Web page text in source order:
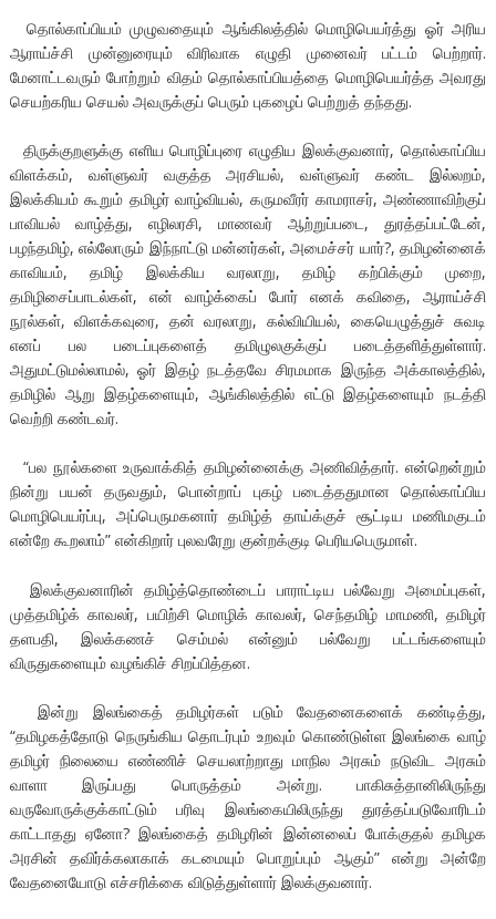
தொல்காப்பியம் முழுவதையும் ஆங்கிலத்தில் மொழிபெயர்த்து ஓர் அரிய
ஆராய்ச்சி முன்னுரையும் விரிவாக எழுதி முனைவர் பட்டம் பெற்றார்.
மேனாட்டவரும் போற்றும் விதம் தொல்காப்பியத்தை மொழிபெயர்த்த அவரது
செயற்கரிய செயல் அவருக்குப் பெரும் புகழைப் பெற்றுத் தந்தது.
திருக்குறளுக்கு எளிய பொழிப்புரை எழுதிய இலக்குவனார், தொல்காப்பிய
விளக்கம், வள்ளுவர் வகுத்த அரசியல், வள்ளுவர் கண்ட இல்லறம்,
இலக்கியம் கூறும் தமிழர் வாழ்வியல், கருமவீரர் காமராசர், அண்ணாவிற்குப்
பாவியல் வாழ்த்து, எழிலரசி, மாணவர் ஆற்றுப்படை, துரத்தப்பட்டேன்,
பழந்தமிழ், எல்லோரும் இந்நாட்டு மன்னர்கள், அமைச்சர் யார்?, தமிழன்னைக்
காவியம், தமிழ் இலக்கிய வரலாறு, தமிழ் கற்பிக்கும் முறை,
தமிழிசைப்பாடல்கள், என் வாழ்க்கைப் போர் எனக் கவிதை, ஆராய்ச்சி
நூல்கள், விளக்கவுரை, தன் வரலாறு, கல்வியியல், கையெழுத்துச் சுவடி
எனப் பல படைப்புகளைத் தமிழுலகுக்குப் படைத்தளித்துள்ளார்.
அதுமட்டுமல்லாமல், ஓர் இதழ் நடத்தவே சிரமமாக இருந்த அக்காலத்தில்,
தமிழில் ஆறு இதழ்களையும், ஆங்கிலத்தில் எட்டு இதழ்களையும் நடத்தி
வெற்றி கண்டவர்.
“பல நூல்களை உருவாக்கித் தமிழன்னைக்கு அணிவித்தார். என்றென்றும்
நின்று பயன் தருவதும், பொன்றாப் புகழ் படைத்ததுமான தொல்காப்பிய
மொழிபெயர்ப்பு, அப்பெருமகனார் தமிழ்த் தாய்க்குச் சூட்டிய மணிமகுடம்
என்றே கூறலாம்” என்கிறார் புலவரேறு குன்றக்குடி பெரியபெருமாள்.
இலக்குவனாரின் தமிழ்த்தொண்டைப் பாராட்டிய பல்வேறு அமைப்புகள்,
முத்தமிழ்க் காவலர், பயிற்சி மொழிக் காவலர், செந்தமிழ் மாமணி, தமிழர்
தளபதி, இலக்கணச் செம்மல் என்னும் பல்வேறு பட்டங்களையும்
விருதுகளையும் வழங்கிச் சிறப்பித்தன.
இன்று இலங்கைத் தமிழர்கள் படும் வேதனைகளைக் கண்டித்து,
“தமிழகத்தோடு நெருங்கிய தொடர்பும் உறவும் கொண்டுள்ள இலங்கை வாழ்
தமிழர் நிலையை எண்ணிச் செயலாற்றாது மாநில அரசும் நடுவிட அரசும்
வாளா இருப்பது பொருத்தம் அன்று. பாகிசுத்தானிலிருந்து
வருவோருக்குக்காட்டும் பரிவு இலங்கையிலிருந்து துரத்தப்படுவோரிடம்
காட்டாதது ஏனோ? இலங்கைத் தமிழரின் இன்னலைப் போக்குதல் தமிழக
அரசின் தவிர்க்கலாகாக் கடமையும் பொறுப்பும் ஆகும்” என்று அன்றே
வேதனையோடு எச்சரிக்கை விடுத்துள்ளார் இலக்குவனார்.